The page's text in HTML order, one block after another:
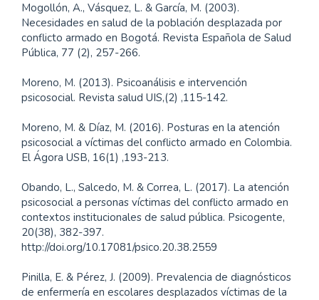
Mogollón, A., Vásquez, L. & García, M. (2003).
Necesidades en salud de la población desplazada por
conflicto armado en Bogotá. Revista Española de Salud
Pública, 77 (2), 257-266.
Moreno, M. (2013). Psicoanálisis e intervención
psicosocial. Revista salud UIS,(2) ,115-142.
Moreno, M. & Díaz, M. (2016). Posturas en la atención
psicosocial a víctimas del conflicto armado en Colombia.
El Ágora USB, 16(1) ,193-213.
Obando, L., Salcedo, M. & Correa, L. (2017). La atención
psicosocial a personas víctimas del conflicto armado en
contextos institucionales de salud pública. Psicogente,
20(38), 382-397.
http://doi.org/10.17081/psico.20.38.2559
Pinilla, E. & Pérez, J. (2009). Prevalencia de diagnósticos
de enfermería en escolares desplazados víctimas de la